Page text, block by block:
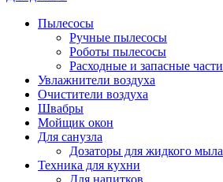
Пылесосы
Ручные пылесосы
Роботы пылесосы
Расходные и запасные части
Увлажнители воздуха
Очистители воздуха
Швабры
Мойщик окон
Для санузла
Дозаторы для жидкого мыла
Техника для кухни
Для напитков